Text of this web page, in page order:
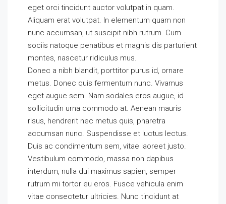
eget orci tincidunt auctor volutpat in quam.
Aliquam erat volutpat. In elementum quam non
nunc accumsan, ut suscipit nibh rutrum. Cum
sociis natoque penatibus et magnis dis parturient
montes, nascetur ridiculus mus.
Donec a nibh blandit, porttitor purus id, ornare
metus. Donec quis fermentum nunc. Vivamus
eget augue sem. Nam sodales eros augue, id
sollicitudin urna commodo at. Aenean mauris
risus, hendrerit nec metus quis, pharetra
accumsan nunc. Suspendisse et luctus lectus.
Duis ac condimentum sem, vitae laoreet justo.
Vestibulum commodo, massa non dapibus
interdum, nulla dui maximus sapien, semper
rutrum mi tortor eu eros. Fusce vehicula enim
vitae consectetur ultricies. Nunc tincidunt at